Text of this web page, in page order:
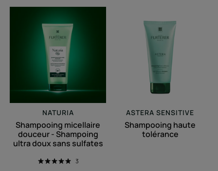
micellaire
douceur
-
Shampoing
ultra
doux
sans
sulfates
NATURIA
Shampooing micellaire
douceur - Shampoing
ultra doux sans sulfates
3
haute
tolérance
ASTERA SENSITIVE
Shampooing haute
tolérance